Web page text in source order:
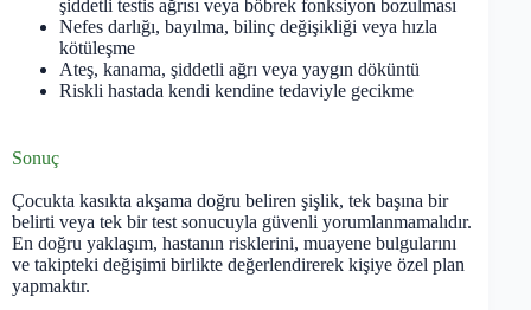
şiddetli testis ağrısı veya böbrek fonksiyon bozulması
Nefes darlığı, bayılma, bilinç değişikliği veya hızla
kötüleşme
Ateş, kanama, şiddetli ağrı veya yaygın döküntü
Riskli hastada kendi kendine tedaviyle gecikme
Sonuç
Çocukta kasıkta akşama doğru beliren şişlik, tek başına bir
belirti veya tek bir test sonucuyla güvenli yorumlanmamalıdır.
En doğru yaklaşım, hastanın risklerini, muayene bulgularını
ve takipteki değişimi birlikte değerlendirerek kişiye özel plan
yapmaktır.